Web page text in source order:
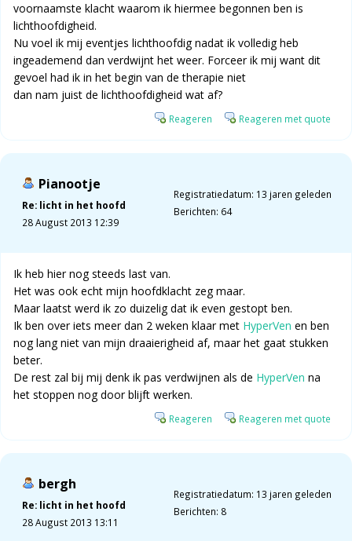
voornaamste klacht waarom ik hiermee begonnen ben is
lichthoofdigheid.
Nu voel ik mij eventjes lichthoofdig nadat ik volledig heb
ingeademend dan verdwijnt het weer. Forceer ik mij want dit
gevoel had ik in het begin van de therapie niet
dan nam juist de lichthoofdigheid wat af?
Reageren Reageren met quote
Pianootje
Re: licht in het hoofd
28 August 2013 12:39
Registratiedatum: 13 jaren geleden
Berichten: 64
Ik heb hier nog steeds last van.
Het was ook echt mijn hoofdklacht zeg maar.
Maar laatst werd ik zo duizelig dat ik even gestopt ben.
Ik ben over iets meer dan 2 weken klaar met HyperVen en ben
nog lang niet van mijn draaierigheid af, maar het gaat stukken
beter.
De rest zal bij mij denk ik pas verdwijnen als de HyperVen na
het stoppen nog door blijft werken.
Reageren Reageren met quote
bergh
Re: licht in het hoofd
28 August 2013 13:11
Registratiedatum: 13 jaren geleden
Berichten: 8